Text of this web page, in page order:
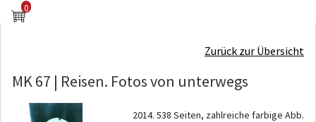
0
Zurück zur Übersicht
MK 67 | Reisen. Fotos von unterwegs
2014. 538 Seiten, zahlreiche farbige Abb.